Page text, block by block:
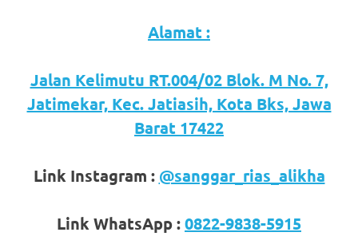
loanswatches.com.
Wiht
Discount
replica
Alamat :
Jalan Kelimutu RT.004/02 Blok. M No. 7,
Jatimekar, Kec. Jatiasih, Kota Bks, Jawa
Barat 17422
Link Instagram : @sanggar_rias_alikha
Link WhatsApp :0822-9838-5915